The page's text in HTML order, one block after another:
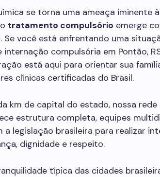
se torna uma ameaça iminente
tratamento compulsório emerge
Se você está enfrentando uma
compulsória em Pontão,
está aqui para orientar sua
clínicas certificadas do Brasil.
km de capital do estado, nossa rede
estrutura completa, equipes
legislação brasileira para realizar
dignidade e respeito.
típica das cidades